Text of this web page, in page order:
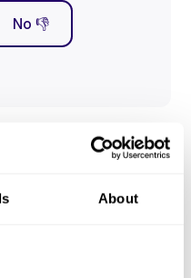
About
No 👎
y lanzamientos.